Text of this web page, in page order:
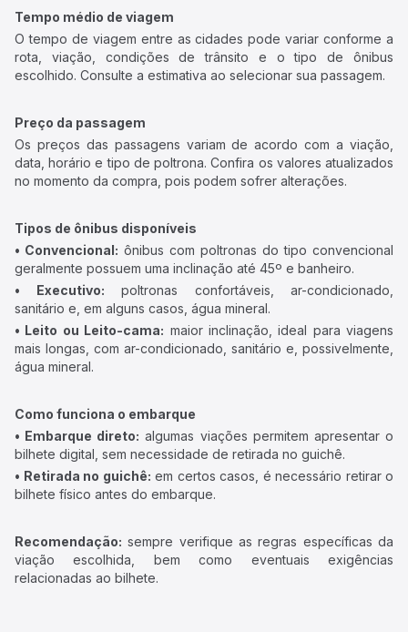
Tempo médio de viagem
O tempo de viagem entre as cidades pode variar conforme a
rota, viação, condições de trânsito e o tipo de ônibus
escolhido. Consulte a estimativa ao selecionar sua passagem.
Preço da passagem
Os preços das passagens variam de acordo com a viação,
data, horário e tipo de poltrona. Confira os valores atualizados
no momento da compra, pois podem sofrer alterações.
Tipos de ônibus disponíveis
• Convencional: ônibus com poltronas do tipo convencional
geralmente possuem uma inclinação até 45º e banheiro.
• Executivo: poltronas confortáveis, ar-condicionado,
sanitário e, em alguns casos, água mineral.
• Leito ou Leito-cama: maior inclinação, ideal para viagens
mais longas, com ar-condicionado, sanitário e, possivelmente,
água mineral.
Como funciona o embarque
• Embarque direto: algumas viações permitem apresentar o
bilhete digital, sem necessidade de retirada no guichê.
• Retirada no guichê: em certos casos, é necessário retirar o
bilhete físico antes do embarque.
Recomendação: sempre verifique as regras específicas da
viação escolhida, bem como eventuais exigências
relacionadas ao bilhete.